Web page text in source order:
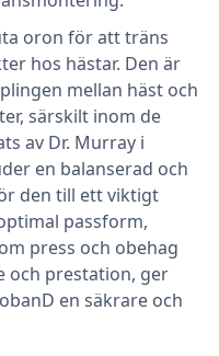
oron för att träns
hos hästar. Den är
mellan häst och
särskilt inom de
av Dr. Murray i
en balanserad och
den till ett viktigt
passform,
press och obehag
och prestation, ger
en säkrare och